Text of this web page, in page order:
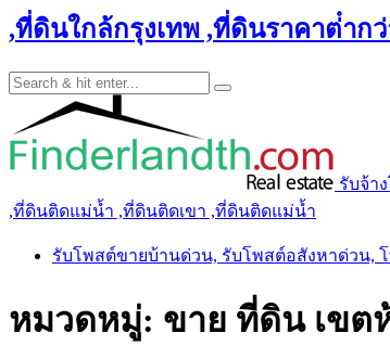
,ที่ดินใกล้กรุงเทพ ,ที่ดินราคาต่ํา
รับจ้า
,ที่ดินติดแม่น้ำ ,ที่ดินติดเขา ,ที่ดินติดแม่น้ำ
รับโพสต์ขายบ้านด่วน, รับโพสต์อสังหาด่วน,
หมวดหมู่: ขาย ที่ดิน เขต